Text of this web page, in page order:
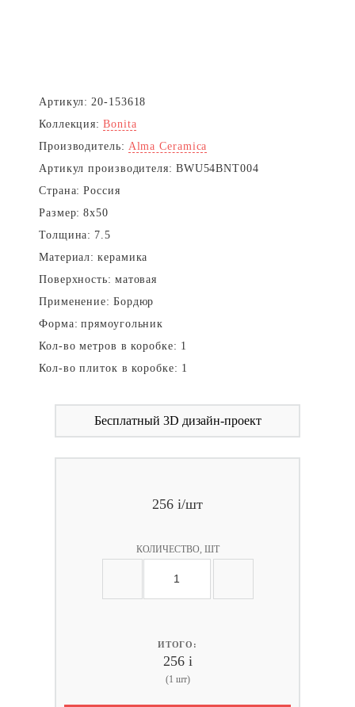
Артикул: 20-153618
Коллекция: Bonita
Производитель: Alma Ceramica
Артикул производителя: BWU54BNT004
Страна: Россия
Размер: 8x50
Толщина: 7.5
Материал: керамика
Поверхность: матовая
Применение: Бордюр
Форма: прямоугольник
Кол-во метров в коробке: 1
Кол-во плиток в коробке: 1
Бесплатный 3D дизайн-проект
256 i/шт
КОЛИЧЕСТВО, ШТ
ИТОГО:
256 i
(1 шт)